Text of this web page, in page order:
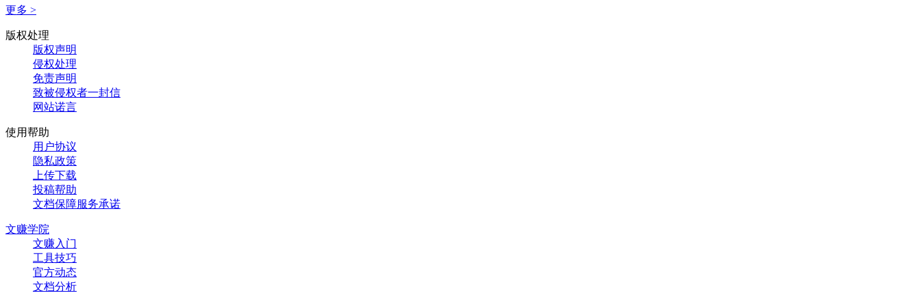
更多 >
版权处理
版权声明
侵权处理
免责声明
致被侵权者一封信
网站诺言
使用帮助
用户协议
隐私政策
上传下载
投稿帮助
文档保障服务承诺
文赚学院
文赚入门
工具技巧
官方动态
文档分析